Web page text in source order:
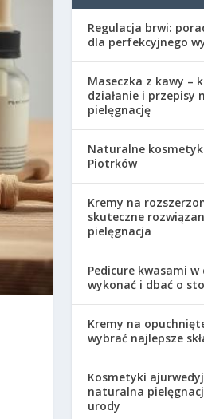
Regulacja brwi:
dla perfekcyjnego
Maseczka z kawy –
działanie i przepisy
pielęgnację
Naturalne
Piotrków
Kremy na
skuteczne
pielęgnacja
Pedicure kwasami
wykonać i dbać o
Kremy na
wybrać najlepsze
Kosmetyki
naturalna
urody